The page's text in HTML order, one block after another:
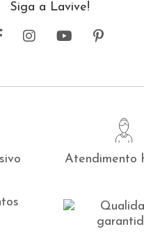
Siga a Lavive!
Atendimento